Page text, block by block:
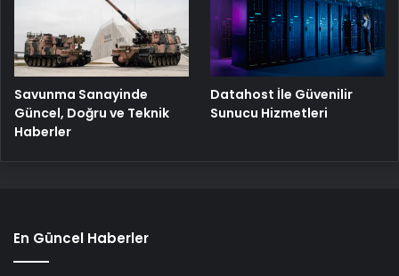
Savunma Sanayinde
Güncel, Doğru ve Teknik
Haberler
Datahost İle Güvenilir
Sunucu Hizmetleri
En Güncel Haberler